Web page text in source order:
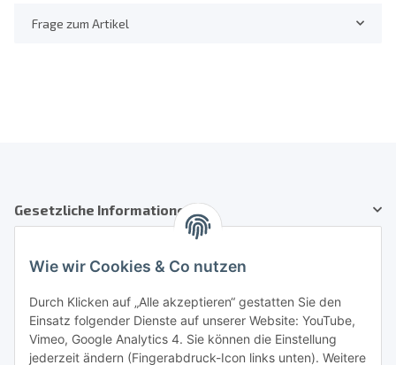
Frage zum Artikel
Gesetzliche Informationen
Email: info@auto-equipment.ch
Sie benötigen Hilfe?
Wie wir Cookies & Co nutzen
Durch Klicken auf „Alle akzeptieren“ gestatten Sie den
Einsatz folgender Dienste auf unserer Website: YouTube,
Vimeo, Google Analytics 4. Sie können die Einstellung
jederzeit ändern (Fingerabdruck-Icon links unten). Weitere